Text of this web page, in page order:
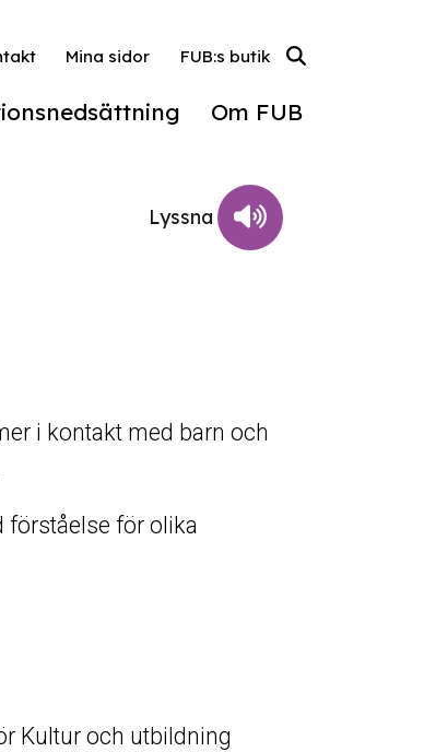
Om FUB
Mina sidor FUB:s butik
i kontakt med barn och
förståelse för olika
Kultur och utbildning